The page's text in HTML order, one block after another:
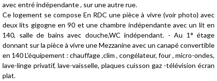
avec entré indépendante , sur une autre rue.
Ce logement se compose En RDC une pièce à vivre (voir photo) avec
deux lits gigogne en 90 et une chambre indépendante avec un lit en
140, salle de bains avec douche,WC indépendant. - Au 1° étage
donnant sur la pièce à vivre une Mezzanine avec un canapé convertible
en 140 L'équipement : chauffage ,clim , congélateur, four , micro-ondes,
lave-linge privatif, lave-vaisselle, plaques cuisson gaz -télévision écran
plat.